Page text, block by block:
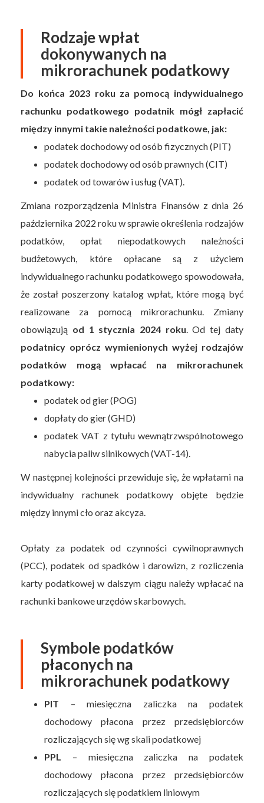
Rodzaje wpłat
dokonywanych na
mikrorachunek podatkowy
Do końca 2023 roku za pomocą indywidualnego
rachunku podatkowego podatnik mógł zapłacić
między innymi takie należności podatkowe, jak:
podatek dochodowy od osób fizycznych (PIT)
podatek dochodowy od osób prawnych (CIT)
podatek od towarów i usług (VAT).
Zmiana rozporządzenia Ministra Finansów z dnia 26
października 2022 roku w sprawie określenia rodzajów
podatków, opłat niepodatkowych należności
budżetowych, które opłacane są z użyciem
indywidualnego rachunku podatkowego spowodowała,
że został poszerzony katalog wpłat, które mogą być
realizowane za pomocą mikrorachunku. Zmiany
obowiązują od 1 stycznia 2024 roku . Od tej daty
podatnicy oprócz wymienionych wyżej rodzajów
podatków mogą wpłacać na mikrorachunek
podatkowy:
podatek od gier (POG)
dopłaty do gier (GHD)
podatek VAT z tytułu wewnątrzwspólnotowego
nabycia paliw silnikowych (VAT-14).
W następnej kolejności przewiduje się, że wpłatami na
indywidualny rachunek podatkowy objęte będzie
między innymi cło oraz akcyza.
Opłaty za podatek od czynności cywilnoprawnych
(PCC), podatek od spadków i darowizn, z rozliczenia
karty podatkowej w dalszym ciągu należy wpłacać na
rachunki bankowe urzędów skarbowych.
Symbole podatków
płaconych na
mikrorachunek podatkowy
PIT – miesięczna zaliczka na podatek
dochodowy płacona przez przedsiębiorców
rozliczających się wg skali podatkowej
PPL
– miesięczna zaliczka na podatek
dochodowy płacona przez przedsiębiorców
rozliczających się podatkiem liniowym